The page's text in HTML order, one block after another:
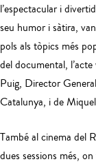
l’espectacular i
seu humor i sàtira,
pols als tòpics més
del documental,
Puig, Director
Catalunya, i de
També al cinema del
dues sessions més,